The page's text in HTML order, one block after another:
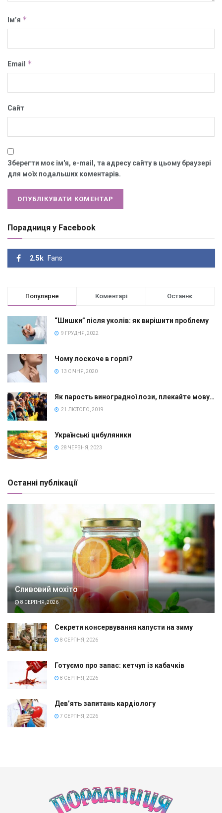
Ім’я *
Email *
Сайт
Зберегти моє ім'я, e-mail, та адресу сайту в цьому браузері
для моїх подальших коментарів.
Порадниця у Facebook
2.5k Fans
Популярне Коментарі Останнє
“Шишки” після уколів: як вирішити проблему
9 ГРУДНЯ, 2022
Чому лоскоче в горлі?
13 СІЧНЯ, 2020
Як парость виноградної лози, плекайте мову…
21 ЛЮТОГО, 2019
Українські цибуляники
28 ЧЕРВНЯ, 2023
Останні публікації
Сливовий мохіто
8 СЕРПНЯ, 2026
Секрети консервування капусти на зиму
8 СЕРПНЯ, 2026
Готуємо про запас: кетчуп із кабачків
8 СЕРПНЯ, 2026
Дев’ять запитань кардіологу
7 СЕРПНЯ, 2026